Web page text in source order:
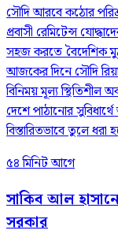
সৌদি আরবে কঠোর
প্রবাসী রেমিটেন্স
সহজ করতে বৈদেশিক
আজকের দিনে সৌদি
বিনিময় মূল্য স্থিতিশীল
দেশে পাঠানোর
বিস্তারিতভাবে তুলে ধরা
৫৪ মিনিট আগে
সাকিব আল
সরকার